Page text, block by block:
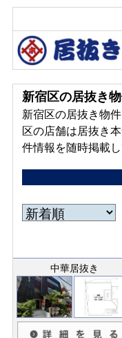
新宿区の居抜き
新宿区の居抜き物
区の店舗は居抜き
件情報を随時掲載
中華居抜き